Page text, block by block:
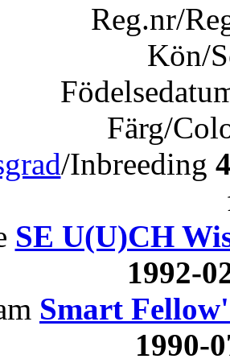
Reg.nr/
Kön/
Färg/
/Inbreeding
SE U(U)CH
1992-
Smart